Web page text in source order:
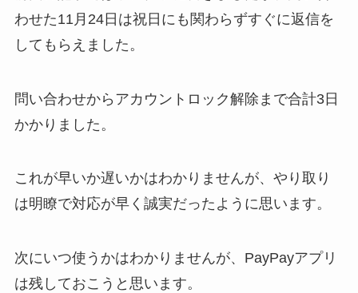
わせた11月24日は祝日にも関わらずすぐに返信を
してもらえました。
問い合わせからアカウントロック解除まで合計3日
かかりました。
これが早いか遅いかはわかりませんが、やり取り
は明瞭で対応が早く誠実だったように思います。
次にいつ使うかはわかりませんが、PayPayアプリ
は残しておこうと思います。